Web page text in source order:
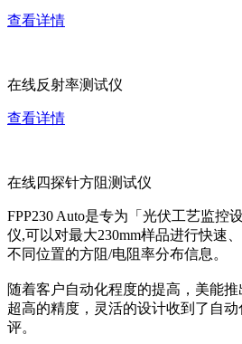
查看详情
在线反射率测试仪
查看详情
在线四探针方阻测试仪
FPP230 Auto是专为「光伏工艺监控
仪,可以对最大230mm样品进行快速
不同位置的方阻/电阻率分布信息。
随着客户自动化程度的提高，美能
超高的精度，灵活的设计收到了自
评。